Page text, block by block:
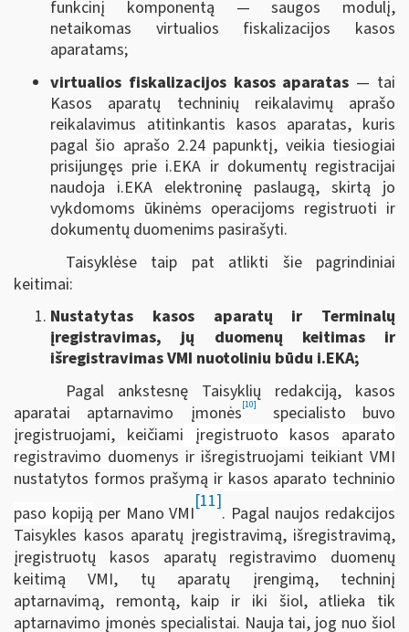
funkcinį komponentą — saugos modulį,
netaikomas virtualios fiskalizacijos kasos
aparatams;
virtualios fiskalizacijos kasos aparatas — tai
Kasos aparatų techninių reikalavimų aprašo
reikalavimus atitinkantis kasos aparatas, kuris
pagalšio aprašo 2.24 papunktį, veikia tiesiogiai
prisijungęs prie i.EKA ir dokumentų registracijai
naudoja i.EKA elektroninę paslaugą, skirtą jo
vykdomoms ūkinėms operacijoms registruoti ir
dokumentų duomenims pasirašyti.
Taisyklėse taip pat atlikti šie pagrindiniai
keitimai:
Nustatytas kasos aparatų ir Terminalų
įregistravimas, jų duomenų keitimas ir
išregistravimas VMI nuotoliniu būdu i.EKA;
Pagal ankstesnę Taisyklių redakciją, kasos
aparatai aptarnavimo įmonės[10]
specialisto buvo
įregistruojami, keičiami įregistruoto kasos aparato
registravimo duomenys ir išregistruojami teikiant VMI
nustatytos formos prašymą ir kasos aparato techninio
paso kopiją per Mano VMI
[11]
. Pagal naujos redakcijos
Taisykles kasos aparatų įregistravimą, išregistravimą,
įregistruotų kasos aparatų registravimo duomenų
keitimą VMI, tų aparatų įrengimą, techninį
aptarnavimą, remontą, kaip ir iki šiol, atlieka tik
aptarnavimo įmonės specialistai. Nauja tai, jog nuo šiol